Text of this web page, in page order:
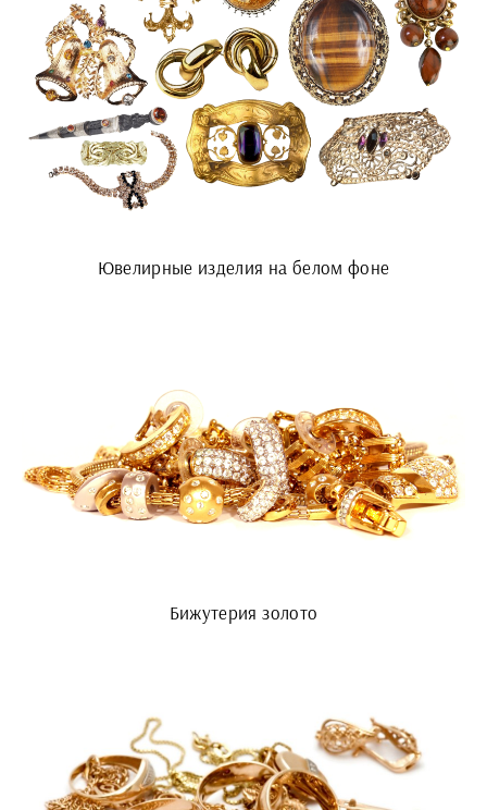
Ювелирные изделия на белом фоне
Бижутерия золото